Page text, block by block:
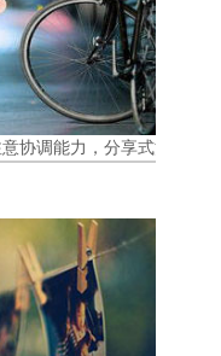
协调能力，分享式注意力